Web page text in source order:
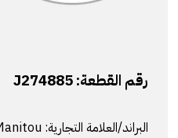
رقم القطعة:J274885
البراند/العلامة التجارية: